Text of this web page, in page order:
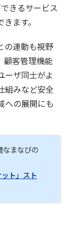
きるサービス
ます。
の連動も視野
顧客管理機能
ーザ同士がよ
組みなど安全
への展開にも
なまなびの
ト」スト